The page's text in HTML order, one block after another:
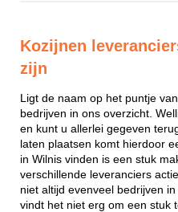
Kozijnen
zijn
Ligt de naam op het puntje
bedrijven in ons overzicht.
en kunt u allerlei gegeven
laten plaatsen komt hierdoor
in Wilnis vinden is een stuk
verschillende leveranciers
niet altijd evenveel bedrijven
vindt het niet erg om een stuk